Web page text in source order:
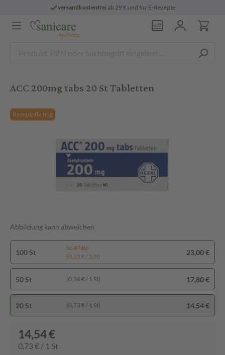
versandkostenfreiab 29 € und für E-Rezepte
ACC 200mg tabs 20 St Tabletten
Rezeptpflichtig
Abbildung kann abweichen
100 St
Spartipp
(0,23 € / 1 St)
23,00 €
50 St (0,36 € / 1 St) 17,80 €
20 St (0,73 € / 1 St) 14,54 €
14,54 €
0,73 € / 1 St